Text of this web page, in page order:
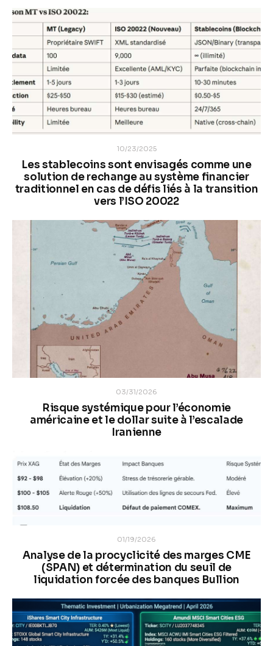
10/23/2025
Les stablecoins sont envisagés comme une
solution de rechange au système financier
traditionnel en cas de défis liés à la transition
vers l’ISO 20022
03/31/2026
Risque systémique pour l’économie
américaine et le dollar suite à l’escalade
Iranienne
01/19/2026
Analyse de la procyclicité des marges CME
(SPAN) et détermination du seuil de
liquidation forcée des banques Bullion